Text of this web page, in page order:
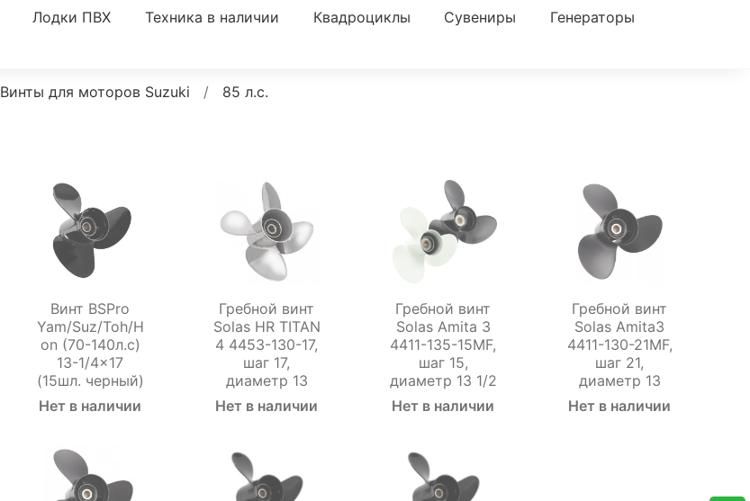
Лодки ПВХ Техника в наличии Квадроциклы Сувениры
Генераторы
Винты для моторов Suzuki 85 л.с.
Винт BSPro
Yam/Suz/Toh/H
on (70-140л.с)
13-1/4x17
(15шл. черный)
Нет в наличии
Гребной винт
Solas HR TITAN
4 4453-130-17,
шаг 17,
диаметр 13
Нет в наличии
Гребной винт
Solas Amita 3
4411-135-15MF,
шаг 15,
диаметр 13 1/2
Нет в наличии
Гребной винт
Solas Amita3
4411-130-21MF,
шаг 21,
диаметр 13
Нет в наличии